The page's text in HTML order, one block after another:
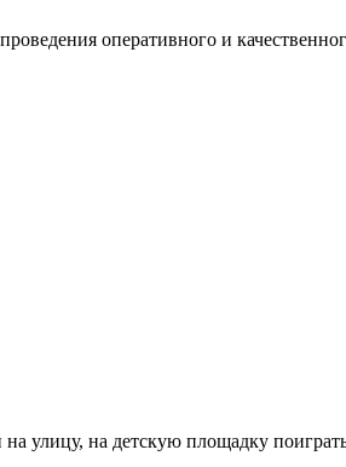
оперативного и
на детскую площадку